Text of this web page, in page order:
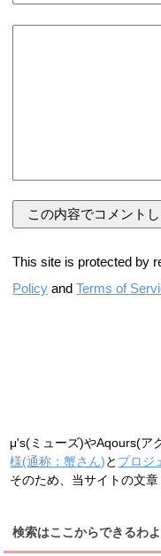
This site is protected by
Policy andTerms of
μ's(ミューズ)やAqours(ア
様(通称：蟹さん)と プロジ
そのため、当サイトの文
検索はここからできるわよ